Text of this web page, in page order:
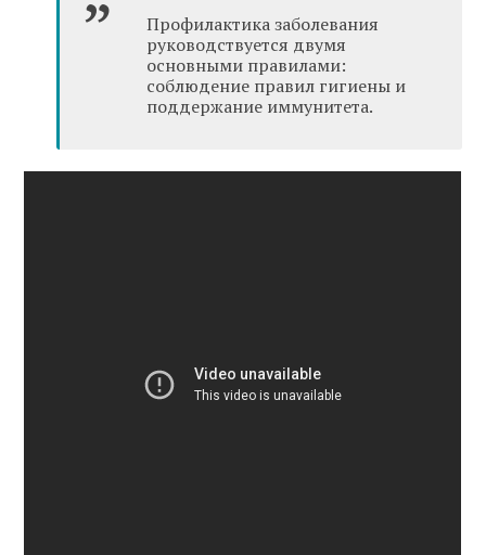
Профилактика заболевания
руководствуется двумя
основными правилами:
соблюдение правил гигиены и
поддержание иммунитета.